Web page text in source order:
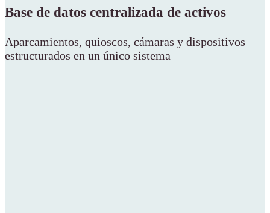
Base de datos centralizada de activos
Aparcamientos, quioscos, cámaras y dispositivos
estructurados en un único sistema